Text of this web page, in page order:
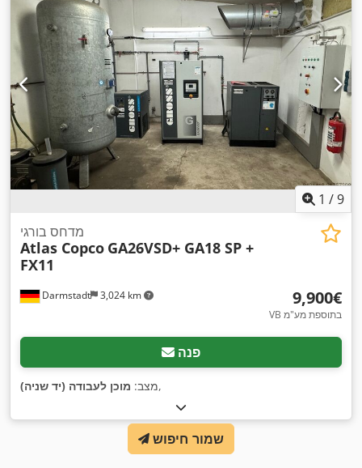
1 /9
Darmstadt 3,024 km
מדחס בורגי
Atlas Copco GA26VSD+ GA18 SP +
FX11
‏9,900 ‏€
VB בתוספת מע"מ
פנה
מצב: מוכן לעבודה (יד שניה) ,
שמור חיפוש